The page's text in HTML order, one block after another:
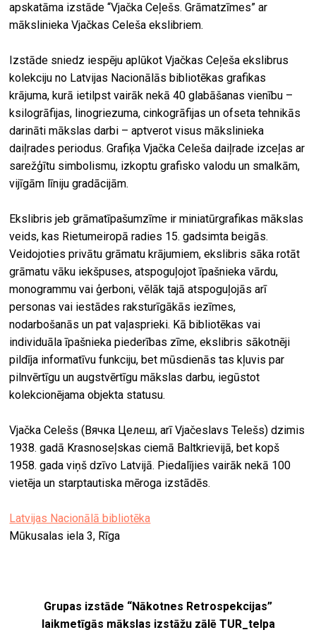
apskatāma izstāde “Vjačka Ceļešs. Grāmatzīmes” ar
mākslinieka Vjačkas Celeša ekslibriem.
Izstāde sniedz iespēju aplūkot Vjačkas Ceļeša ekslibrus
kolekciju no Latvijas Nacionālās bibliotēkas grafikas
krājuma, kurā ietilpst vairāk nekā 40 glabāšanas vienību –
ksilogrāfijas, linogriezuma, cinkogrāfijas un ofseta tehnikās
darināti mākslas darbi – aptverot visus mākslinieka
daiļrades periodus. Grafiķa Vjačka Celeša daiļrade izceļas ar
sarežģītu simbolismu, izkoptu grafisko valodu un smalkām,
vijīgām līniju gradācijām.
Ekslibris jeb grāmatīpašumzīme ir miniatūrgrafikas mākslas
veids, kas Rietumeiropā radies 15. gadsimta beigās.
Veidojoties privātu grāmatu krājumiem, ekslibris sāka rotāt
grāmatu vāku iekšpuses, atspoguļojot īpašnieka vārdu,
monogrammu vai ģerboni, vēlāk tajā atspoguļojās arī
personas vai iestādes raksturīgākās iezīmes,
nodarbošanās un pat vaļasprieki. Kā bibliotēkas vai
individuāla īpašnieka piederības zīme, ekslibris sākotnēji
pildīja informatīvu funkciju, bet mūsdienās tas kļuvis par
pilnvērtīgu un augstvērtīgu mākslas darbu, iegūstot
kolekcionējama objekta statusu.
Vjačka Celešs (Вячка Целеш, arī Vjačeslavs Telešs) dzimis
1938. gadā Krasnoseļskas ciemā Baltkrievijā, bet kopš
1958. gada viņš dzīvo Latvijā. Piedalījies vairāk nekā 100
vietēja un starptautiska mēroga izstādēs.
Latvijas Nacionālā bibliotēka
Mūkusalas iela 3, Rīga
Grupas izstāde “Nākotnes Retrospekcijas”
laikmetīgās mākslas izstāžu zālē TUR_telpa